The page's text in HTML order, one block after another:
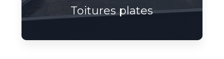
Toitures plates